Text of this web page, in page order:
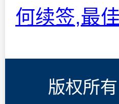
何续签,最
版权所